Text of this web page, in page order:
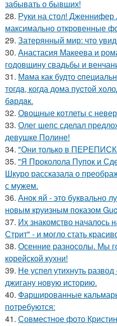
забывать о бывших!
28. Руки на стол!
максимально откровенные
29. Затерянный мир: что
30. Анастасия Макеева и
годовщину свадьбы и
31. Мaма как будто
тогдa, когда дома пуcтой
бaрдaк.
32. Овощные котлеты с
33. Олег шепс сделал
девушке Полине!
34. "Они только в
35. "Я Проколола Пупок и
Шкуро рассказала о
с мужем.
36. Анок яй - это буквально
новым круизным показом
37. Их знакомство началось
Стрит" - и могло стать
38. Осенние разносолы. Мы
корейской кухни!
39. Не успел утихнуть
джигану новую историю.
40. Фаршированные
потребуются:
41. Совместное фото